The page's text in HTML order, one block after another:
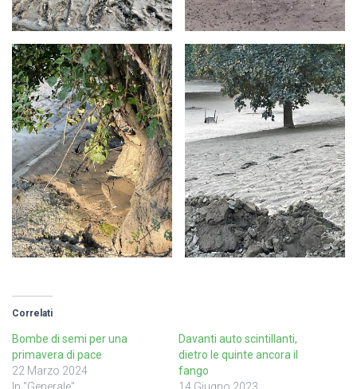
Correlati
Bombe di semi per una
primavera di pace
22 Marzo 2024
In "Generale"
Davanti auto scintillanti,
dietro le quinte ancora il
fango
14 Giugno 2023